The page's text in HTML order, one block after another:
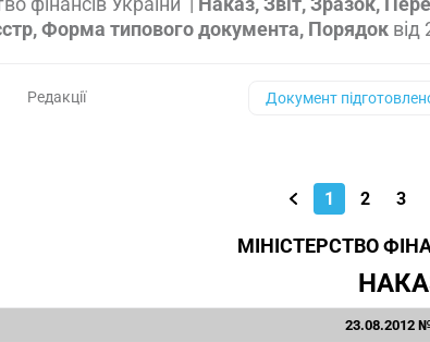
Форма типового документа, Порядок від
Редакції Документ
1 2 3
МІНІСТЕРСТВО
23.08.2012